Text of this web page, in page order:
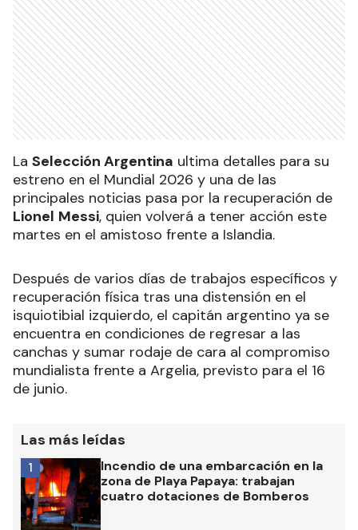
La Selección Argentina ultima detalles para su
estreno en el Mundial 2026 y una de las
principales noticias pasa por la recuperación de
Lionel Messi, quien volverá a tener acción este
martes en el amistoso frente a Islandia.
Después de varios días de trabajos específicos y
recuperación física tras una distensión en el
isquiotibial izquierdo, el capitán argentino ya se
encuentra en condiciones de regresar a las
canchas y sumar rodaje de cara al compromiso
mundialista frente a Argelia, previsto para el 16
de junio.
Las más leídas
Incendio de una embarcación en la
zona de Playa Papaya: trabajan
cuatro dotaciones de Bomberos
1